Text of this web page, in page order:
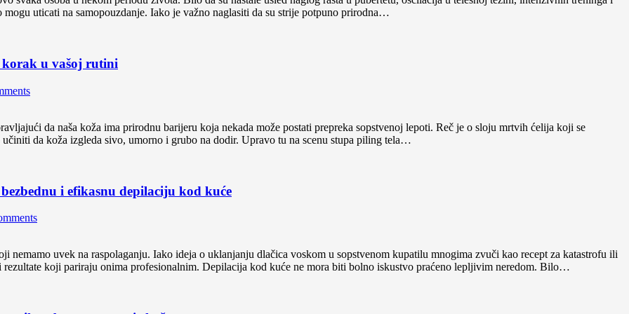
uticati na samopouzdanje. Iako je važno naglasiti da su strije potpuno prirodna…
korak u vašoj rutini
da naša koža ima prirodnu barijeru koja nekada može postati prepreka sopstvenoj lepoti. Reč je o sloju mrtvih ćelija koji se
da koža izgleda sivo, umorno i grubo na dodir. Upravo tu na scenu stupa piling tela…
i efikasnu depilaciju kod kuće
nemamo uvek na raspolaganju. Iako ideja o uklanjanju dlačica voskom u sopstvenom kupatilu mnogima zvuči kao recept za katastrofu ili
koji pariraju onima profesionalnim. Depilacija kod kuće ne mora biti bolno iskustvo praćeno lepljivim neredom. Bilo…